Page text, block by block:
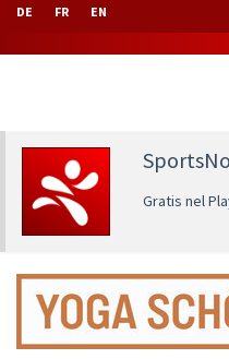
DE FR EN
Gratis nel